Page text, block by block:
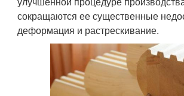
сокращаются ее существенные
деформация и растрескивание.